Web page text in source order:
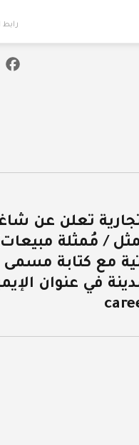
تعلن عن
/ مُمثلة
مع كتابة مسمى
في عنوان